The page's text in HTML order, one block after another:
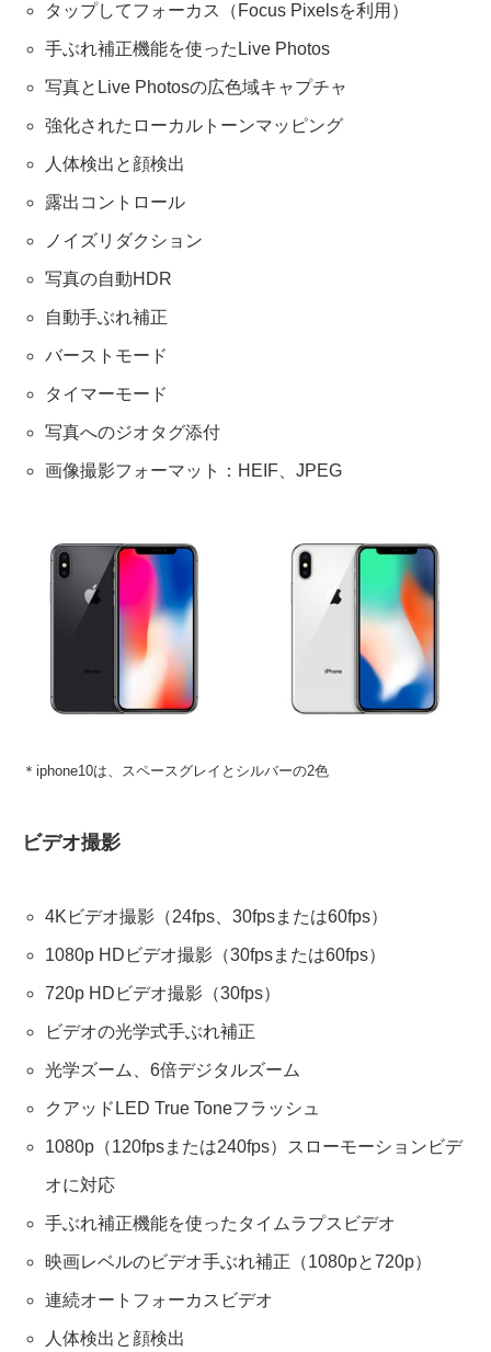
タップしてフォーカス（Focus Pixelsを利用）
手ぶれ補正機能を使ったLive Photos
写真とLive Photosの広色域キャプチャ
強化されたローカルトーンマッピング
人体検出と顔検出
露出コントロール
ノイズリダクション
写真の自動HDR
自動手ぶれ補正
バーストモード
タイマーモード
写真へのジオタグ添付
画像撮影フォーマット：HEIF、JPEG
＊iphone10は、スペースグレイとシルバーの2色
ビデオ撮影
4Kビデオ撮影（24fps、30fpsまたは60fps）
1080p HDビデオ撮影（30fpsまたは60fps）
720p HDビデオ撮影（30fps）
ビデオの光学式手ぶれ補正
光学ズーム、6倍デジタルズーム
クアッドLED True Toneフラッシュ
1080p（120fpsまたは240fps）スローモーションビデ
オに対応
手ぶれ補正機能を使ったタイムラプスビデオ
映画レベルのビデオ手ぶれ補正 （1080pと720p）
連続オートフォーカスビデオ
人体検出と顔検出